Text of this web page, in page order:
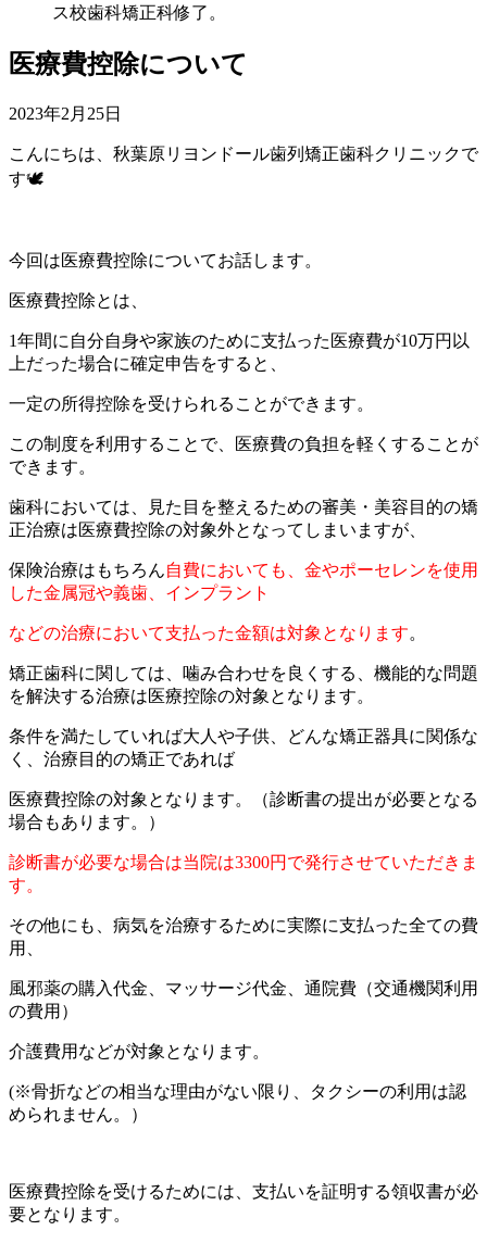
ス校歯科矯正科修了。
医療費控除について
2023年2月25日
こんにちは、秋葉原リヨンドール歯列矯正歯科クリニックで
す🕊
今回は医療費控除についてお話します。
医療費控除とは、
1年間に自分自身や家族のために支払った医療費が10万円以
上だった場合に確定申告をすると、
一定の所得控除を受けられることができます。
この制度を利用することで、医療費の負担を軽くすることが
できます。
歯科においては、見た目を整えるための審美・美容目的の矯
正治療は医療費控除の対象外となってしまいますが、
保険治療はもちろん自費においても、金やポーセレンを使用
した金属冠や義歯、インプラント
などの治療において支払った金額は対象となります。
矯正歯科に関しては、噛み合わせを良くする、機能的な問題
を解決する治療は医療控除の対象となります。
条件を満たしていれば大人や子供、どんな矯正器具に関係な
く、治療目的の矯正であれば
医療費控除の対象となります。（診断書の提出が必要となる
場合もあります。）
診断書が必要な場合は当院は3300円で発行させていただきま
す。
その他にも、病気を治療するために実際に支払った全ての費
用、
風邪薬の購入代金、マッサージ代金、通院費（交通機関利用
の費用）
介護費用などが対象となります。
(※骨折などの相当な理由がない限り、タクシーの利用は認
められません。）
医療費控除を受けるためには、支払いを証明する領収書が必
要となります。